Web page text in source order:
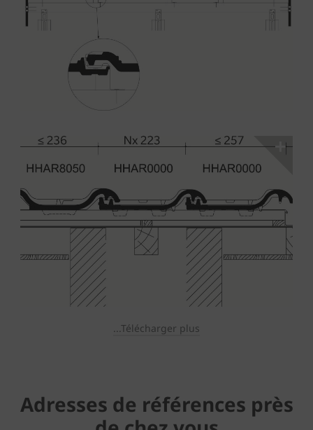
...Télécharger plus
Adresses de références près